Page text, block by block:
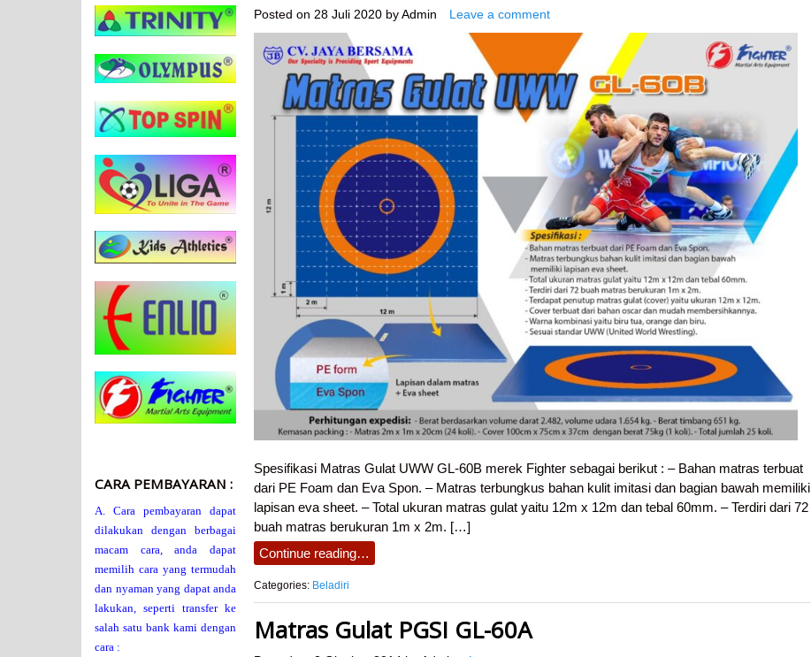
Posted on 28 Juli 2020 by Admin Leave a comment
Spesifikasi Matras Gulat UWW GL-60B merek Fighter sebagai berikut : – Bahan matras terbuat
dari PE Foam dan Eva Spon. – Matras terbungkus bahan kulit imitasi dan bagian bawah memiliki
lapisan eva sheet. – Total ukuran matras gulat yaitu 12m x 12m dan tebal 60mm. – Terdiri dari 72
buah matras berukuran 1m x 2m. […]
Continue reading…
Categories: Beladiri
Matras Gulat PGSI GL-60A
CARA PEMBAYARAN :
A. Cara pembayaran dapat
dilakukan dengan berbagai
macam cara, anda dapat
memilih cara yang termudah
dan nyaman yang dapat anda
lakukan, seperti transfer ke
salah satu bank kami dengan
cara :